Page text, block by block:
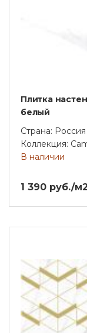
Плитка
белый
Страна: Россия
Коллекция:
В наличии
1 390 руб./м2